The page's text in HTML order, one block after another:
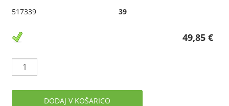
517339 39
49,85 €
DODAJ V KOŠARICO